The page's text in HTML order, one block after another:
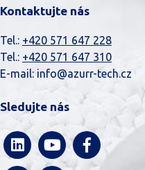
Kontaktujte nás
Tel.: +420 571 647 228
Tel.: +420 571 647 310
E-mail: info@azurr-tech.cz
Sledujte nás